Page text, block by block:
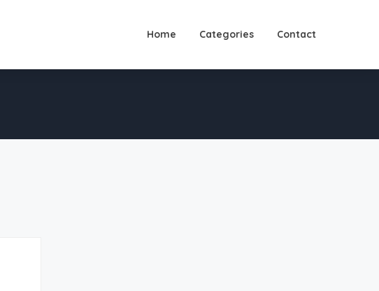
Home Categories Contact